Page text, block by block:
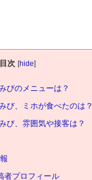
目次 [hide]
びのメニューは？
び、ミホが食べたのは？
び、雰囲気や接客は？
者プロフィール